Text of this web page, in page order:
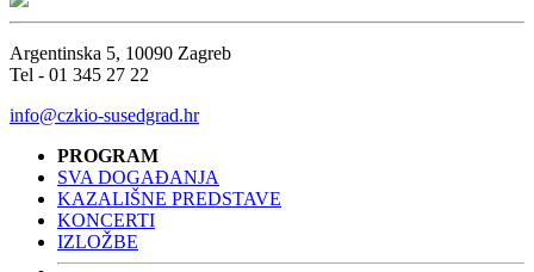
Argentinska 5, 10090 Zagreb
Tel - 01 345 27 22
info@czkio-susedgrad.hr
PROGRAM
SVA DOGAĐANJA
KAZALIŠNE PREDSTAVE
KONCERTI
IZLOŽBE